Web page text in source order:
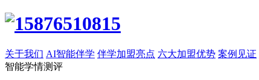
关于我们 AI智能伴学 伴学加盟亮点 六大加盟优势 案例见证
智能学情测评